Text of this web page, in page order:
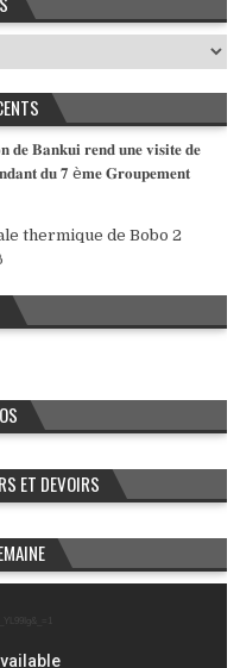
𝐁𝐚𝐧𝐤𝐮𝐢 𝐫𝐞𝐧𝐝 𝐮𝐧𝐞 𝐯𝐢𝐬𝐢𝐭𝐞 𝐝𝐞
𝐝𝐮 𝟕 è𝐦𝐞 𝐆𝐫𝐨𝐮𝐩𝐞𝐦𝐞𝐧𝐭
thermique de Bobo 2
ET DEVOIRS